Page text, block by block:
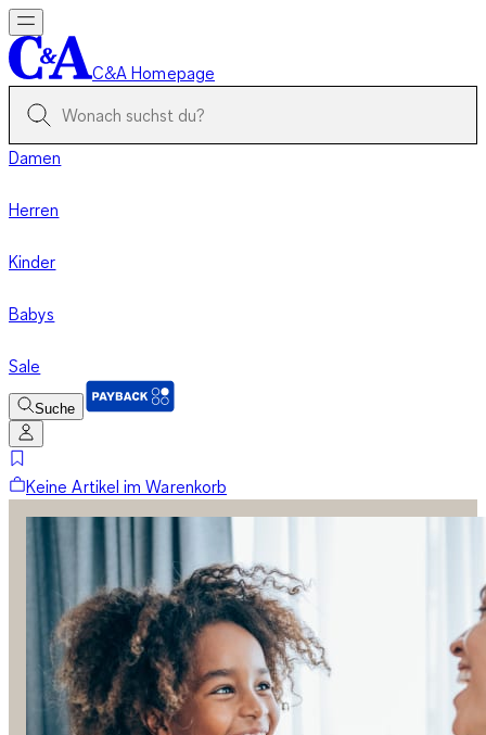
C&A Homepage
Damen
Herren
Kinder
Babys
Sale
Suche
Keine Artikel im Warenkorb